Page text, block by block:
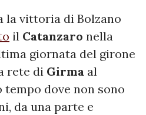
la vittoria di Bolzano
il Catanzaro nella
giornata del girone
rete di Girma al
dove non sono
da una parte e